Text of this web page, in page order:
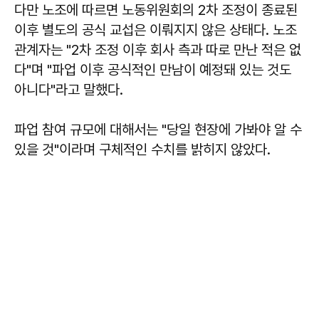
다만 노조에 따르면 노동위원회의 2차 조정이 종료된
이후 별도의 공식 교섭은 이뤄지지 않은 상태다. 노조
관계자는 "2차 조정 이후 회사 측과 따로 만난 적은 없
다"며 "파업 이후 공식적인 만남이 예정돼 있는 것도
아니다"라고 말했다.
파업 참여 규모에 대해서는 "당일 현장에 가봐야 알 수
있을 것"이라며 구체적인 수치를 밝히지 않았다.